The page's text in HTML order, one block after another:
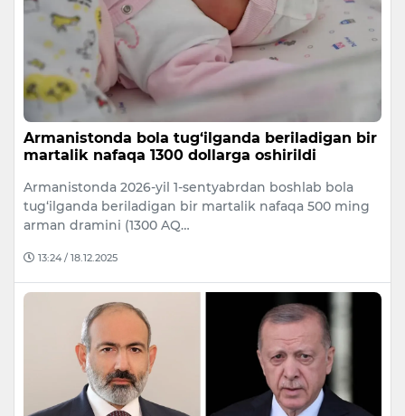
Armanistonda bola tug‘ilganda beriladigan bir
martalik nafaqa 1300 dollarga oshirildi
Armanistonda 2026-yil 1-sentyabrdan boshlab bola
tug‘ilganda beriladigan bir martalik nafaqa 500 ming
arman dramini (1300 AQ…
13:24 / 18.12.2025